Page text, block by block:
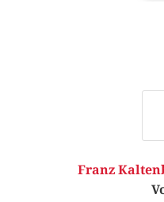
Franz